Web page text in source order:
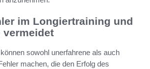
im Longiertraining und
vermeidet
sowohl unerfahrene als auch
machen, die den Erfolg des